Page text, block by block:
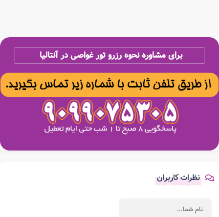
برای مشاوره نحوه رزرو تور غواصی در آنتالیا
نظرات کاربران